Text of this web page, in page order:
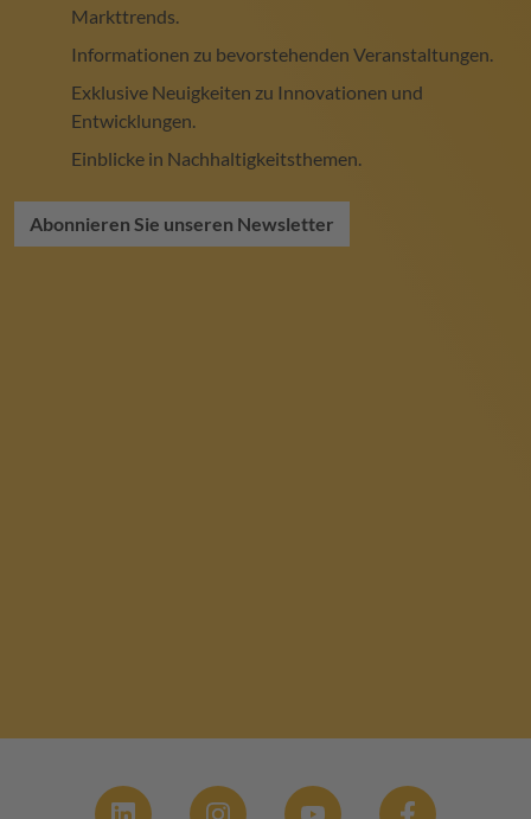
Markttrends.
Informationen zu bevorstehenden Veranstaltungen.
Exklusive Neuigkeiten zu Innovationen und
Entwicklungen.
Einblicke in Nachhaltigkeitsthemen.
Abonnieren Sie unseren Newsletter
Social